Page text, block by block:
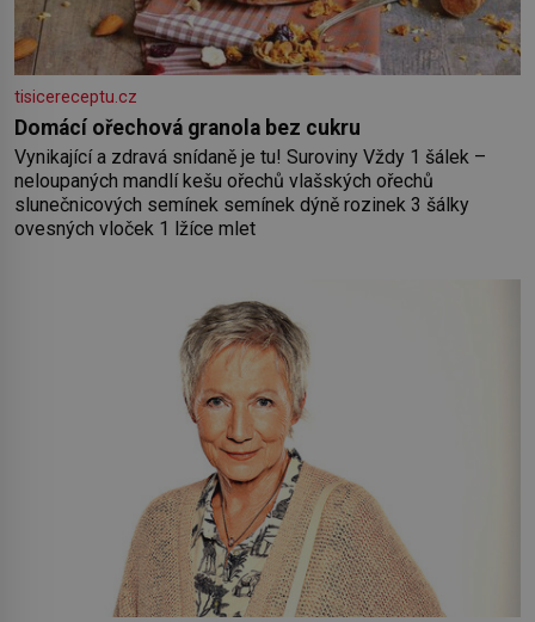
tisicereceptu.cz
Domácí ořechová granola bez cukru
Vynikající a zdravá snídaně je tu! Suroviny Vždy 1 šálek –
neloupaných mandlí kešu ořechů vlašských ořechů
slunečnicových semínek semínek dýně rozinek 3 šálky
ovesných vloček 1 lžíce mlet